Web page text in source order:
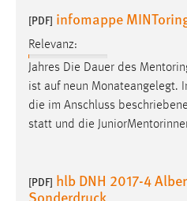
[PDF] infomappe
Relevanz:
Jahres Die Dauer des
ist auf neun Monateangelegt.
die im Anschluss
statt und die
[PDF] hlb DNH 2017-4
Sonderdruck